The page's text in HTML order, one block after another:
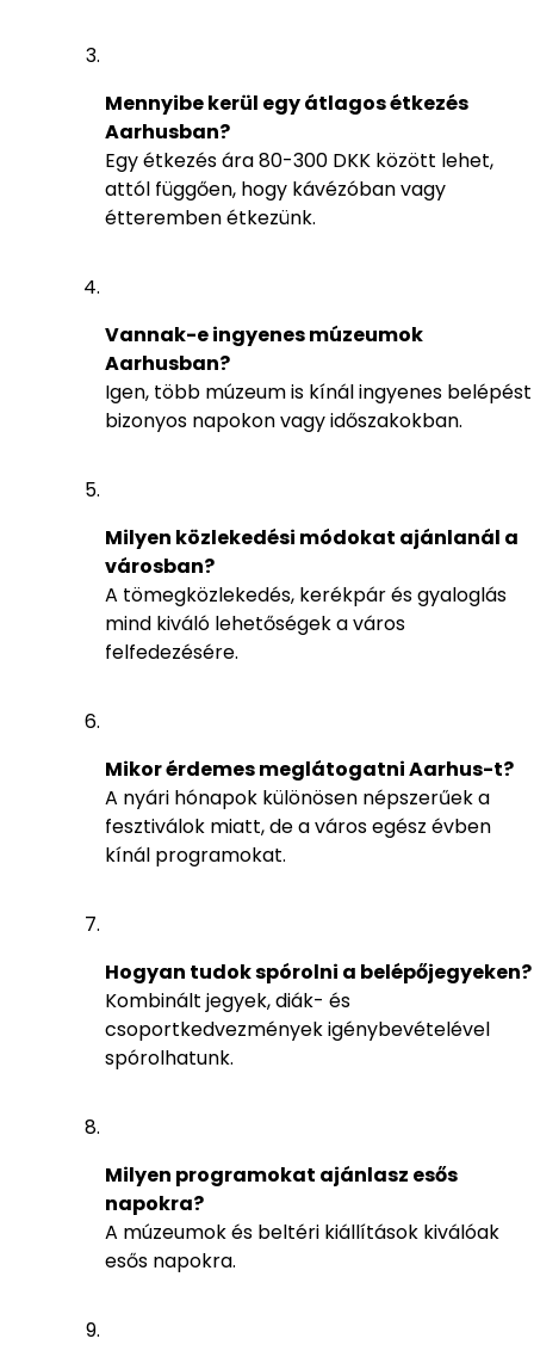
Mennyibe kerül egy átlagos étkezés
Aarhusban?
Egy étkezés ára 80-300 DKK között lehet,
attól függően, hogy kávézóban vagy
étteremben étkezünk.
Vannak-e ingyenes múzeumok
Aarhusban?
Igen, több múzeum is kínál ingyenes belépést
bizonyos napokon vagy időszakokban.
Milyen közlekedési módokat ajánlanál a
városban?
A tömegközlekedés, kerékpár és gyaloglás
mind kiváló lehetőségek a város
felfedezésére.
Mikor érdemes meglátogatni Aarhus-t?
A nyári hónapok különösen népszerűek a
fesztiválok miatt, de a város egész évben
kínál programokat.
Hogyan tudok spórolni a belépőjegyeken?
Kombinált jegyek, diák- és
csoportkedvezmények igénybevételével
spórolhatunk.
Milyen programokat ajánlasz esős
napokra?
A múzeumok és beltéri kiállítások kiválóak
esős napokra.